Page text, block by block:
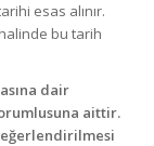
esas alınır.
bu tarih
dair
aittir.